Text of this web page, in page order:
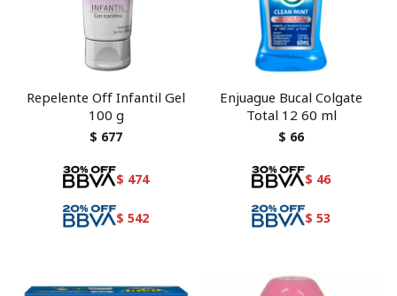
Repelente Off Infantil Gel
100 g
$ 677
$ 474
$ 542
Enjuague Bucal Colgate
Total 12 60 ml
$ 66
$ 46
$ 53